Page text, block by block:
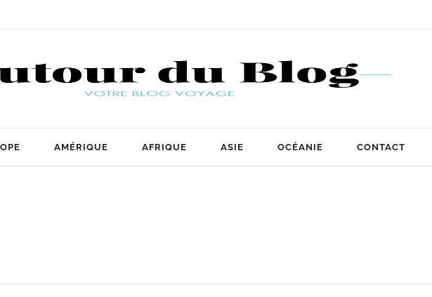
AMÉRIQUE AFRIQUE ASIE OCÉANIE CONTACT